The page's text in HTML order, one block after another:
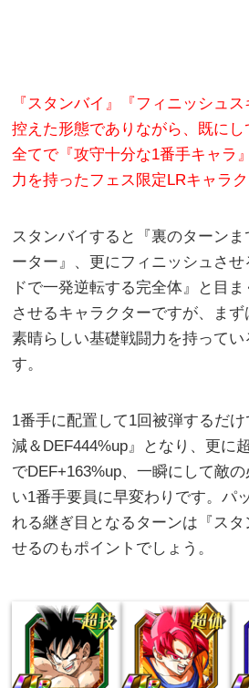
『スタンバイ』『フィニッシュ
控えた形態でありながら、既に
全てで『攻守十分な1番手キャラ
力を持ったフェス限定LRキャラク
スタンバイすると『裏のターン
ーター』、更にフィニッシュさ
ドで一発逆転する完全体』と目
させるキャラクターですが、ま
素晴らしい基礎戦闘力を持って
す。
1番手に配置して1回被弾するだ
減＆DEF444%up』となり、更に
でDEF+163%up、一瞬にして敵
い1番手要員に早変わりです。パ
れる継ぎ目となるターンは『ス
せるのもポイントでしょう。